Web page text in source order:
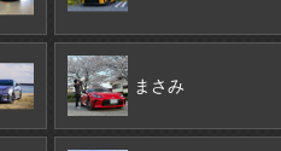
まさみ